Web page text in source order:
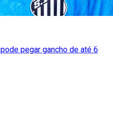
pegar gancho de até 6